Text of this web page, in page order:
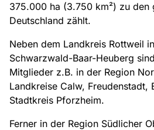
375.000 ha (3.750 km²) zu den
Deutschland zählt.
Neben dem Landkreis Rottweil
Schwarzwald-Baar-Heuberg
Mitglieder z.B. in der Region
Landkreise Calw, Freudenstadt,
Stadtkreis Pforzheim.
Ferner in der Region Südlicher